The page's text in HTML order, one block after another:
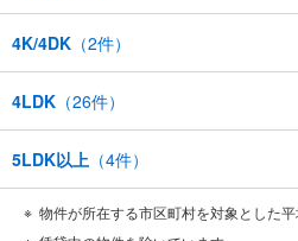
4K/4DK （2件）
4LDK （26件）
5LDK以上 （4件）
物件が所在する市区町村を対象とした平